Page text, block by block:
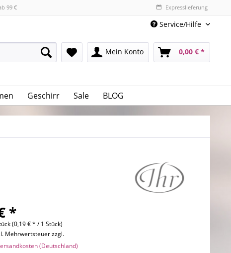
99 € Expresslieferung
Service/Hilfe
Mein Konto 0,00 € *
Geschirr Sale BLOG
*
(0,19 € * / 1 Stück)
Mehrwertsteuer zzgl.
(Deutschland)